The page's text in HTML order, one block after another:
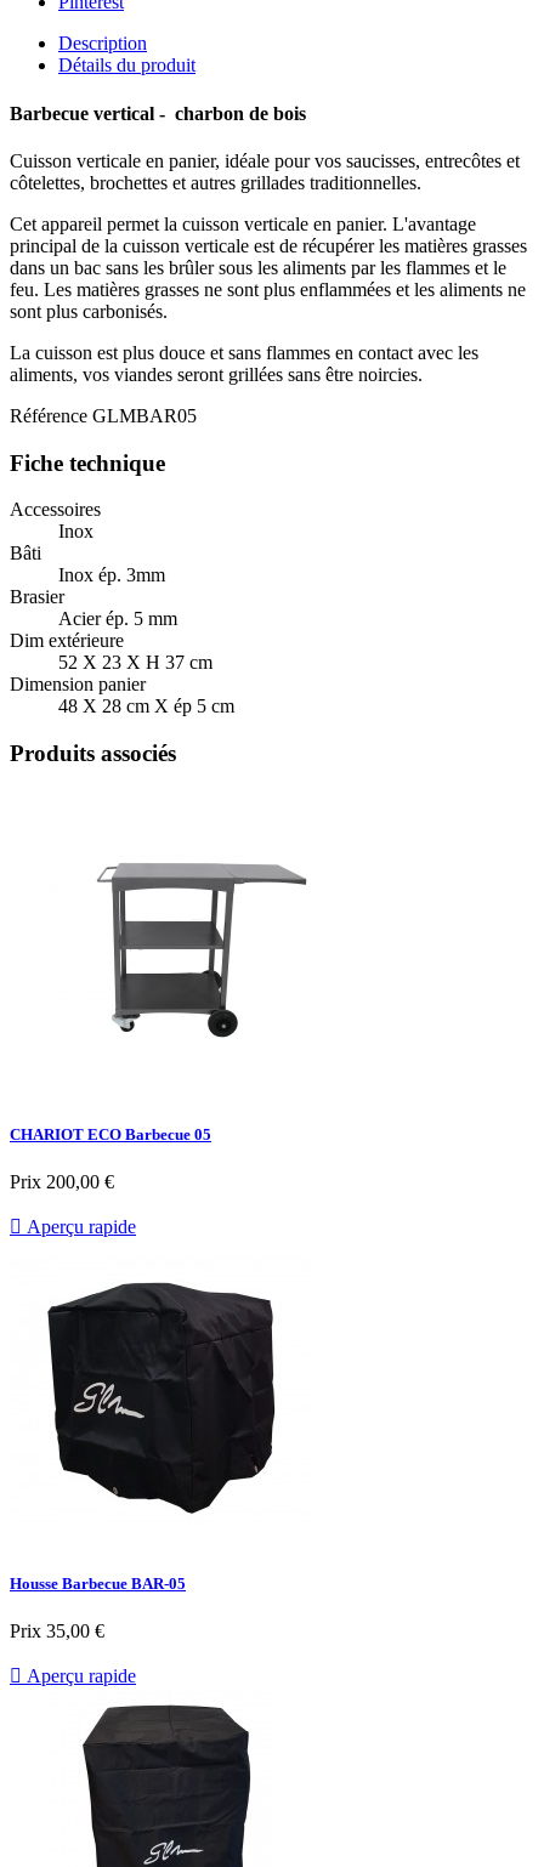
Description
Détails du produit
Barbecue vertical - charbon de bois
Cuisson verticale en panier, idéale pour vos saucisses, entrecôtes et
côtelettes, brochettes et autres grillades traditionnelles.
Cet appareil permet la cuisson verticale en panier. L'avantage
principal de la cuisson verticale est de récupérer les matières grasses
dans un bac sans les brûler sous les aliments par les flammes et le
feu. Les matières grasses ne sont plus enflammées et les aliments ne
sont plus carbonisés.
La cuisson est plus douce et sans flammes en contact avec les
aliments, vos viandes seront grillées sans être noircies.
Référence GLMBAR05
Fiche technique
Accessoires
Inox
Bâti
Inox ép. 3mm
Brasier
Acier ép. 5 mm
Dim extérieure
52 X 23 X H 37 cm
Dimension panier
48 X 28 cm X ép 5 cm
Produits associés
CHARIOT ECO Barbecue 05
Prix 200,00 €
 Aperçu rapide
Housse Barbecue BAR-05
Prix 35,00 €
 Aperçu rapide